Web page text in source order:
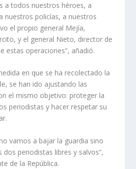
a todos nuestros héroes, a
nuestros policías, a nuestros
el propio general Mejía,
y el general Nieto, director de
estas operaciones”, añadió.
en que se ha recolectado la
se han ido ajustando las
el mismo objetivo: proteger la
periodistas y hacer respetar su
vamos a bajar la guardia sino
periodistas libres y salvos”,
de la República.